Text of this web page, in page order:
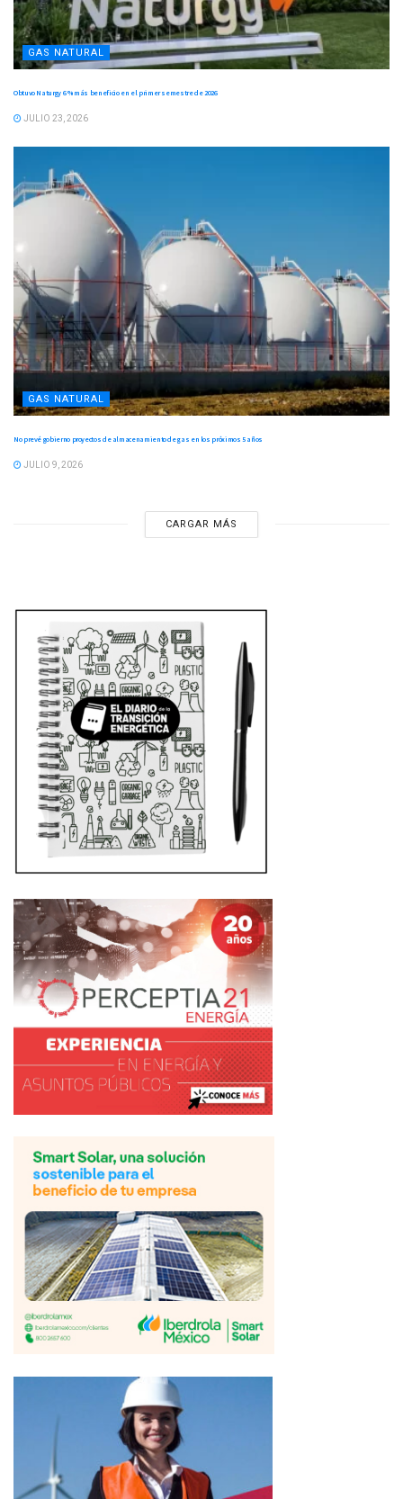
GAS NATURAL
Obtuvo Naturgy 6 % más beneficio en el primer semestre de 2026
JULIO 23, 2026
GAS NATURAL
No prevé gobierno proyectos de almacenamiento de gas en los próximos 5 años
JULIO 9, 2026
CARGAR MÁS